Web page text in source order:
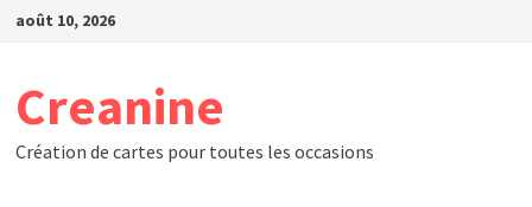
Passer
août 10, 2026
Creanine
Création de cartes pour toutes les occasions